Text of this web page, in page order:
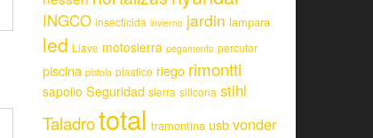
INGCO insecticida invierno jardin lampara
led Llave motosierra pegamento percutor
piscina pistola plastico riego rimontti
sapolio Seguridad sierra silicona stihl
Taladrototal tramontina usbvonder